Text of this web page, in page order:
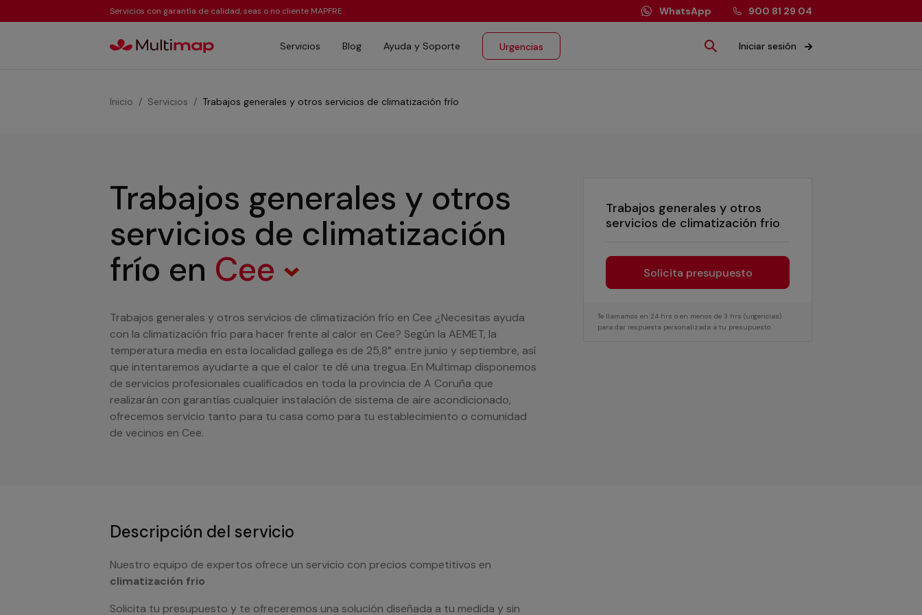
Servicios con garantía de calidad, seas o no cliente MAPFRE WhatsApp 900 81 29 04
Servicios Blog Ayuda y Soporte Urgencias Iniciar sesión
Inicio Servicios Trabajos generales y otros servicios de climatización frío
Trabajos generales y otros
servicios de climatización frio
Solicita presupuesto
Te llamamos en 24 hrs o en menos de 3 hrs (urgencias)
para dar respuesta personalizada a tu presupuesto.
Trabajos generales y otros
servicios de climatización
frío en Cee
Trabajos generales y otros servicios de climatización frío en Cee ¿Necesitas ayuda
con la climatización frío para hacer frente al calor en Cee? Según la AEMET, la
temperatura media en esta localidad gallega es de 25,8° entre junio y septiembre, así
que intentaremos ayudarte a que el calor te dé una tregua. En Multimap disponemos
de servicios profesionales cualificados en toda la provincia de A Coruña que
realizarán con garantías cualquier instalación de sistema de aire acondicionado,
ofrecemos servicio tanto para tu casa como para tu establecimiento o comunidad
de vecinos en Cee.
Descripción del servicio
Nuestro equipo de expertos ofrece un servicio con precios competitivos en
climatización frio
Solicita tu presupuesto y te ofreceremos una solución diseñada a tu medida y sin